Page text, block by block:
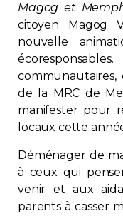
Réglementation
Copropriété
Environnement
Rabais APQ
App APQ
Magog et
citoyen Magog
nouvelle
écoresponsables.
communautaires,
de la MRC de
manifester pour
locaux cette
Déménager de
à ceux qui
venir et aux
parents à casser